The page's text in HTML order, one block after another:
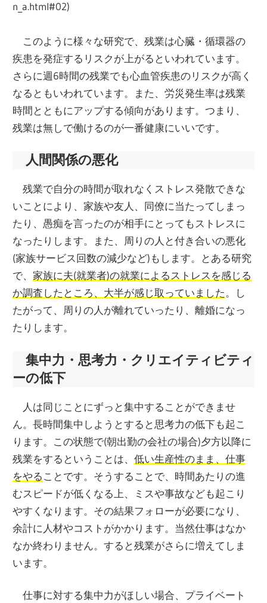
n_a.html#02)
このように様々な研究で、残業は心臓・循環器の
疾患を発症するリスクが上がるといわれています。
さらに週6時間の残業でも心血管疾患のリスクが高く
なるともいわれています。また、労災発生率は残業
時間とともにアップする傾向があります。つまり、
残業は無しで働けるのが一番健康にいいです。
人間関係の悪化
残業で自分の時間が取れなくストレス発散できな
いことにより、家族や友人、同僚に当たってしまっ
たり、愚痴を言ったのが相手にとってもストレスに
なったりします。また、周りの人と付き合いの悪化
(家族サービス回数の減少など)もします。とある研究
で、 家族に夫(就業者)の就業によるストレスを感じる
か調査したところ、大半が感じ取っていました。し
たがって、周りの人が離れていったり、離婚になっ
たりします。
集中力・思考力・クリエイティビティ
ーの低下
人は同じことにずっと集中することができませ
ん。長時間集中しようとすると思考力の低下も起こ
ります。この状態で(朝出勤の会社の場合)夕方以降に
残業をするということは、低い生産性のまま、仕事
をやることです。そうすることで、時間あたりの進
むスピードが低くなる上、ミスや事故なども起こり
やすくなります。その結果フォローが必要になり、
余計に人材やコストがかかります。当然仕事はなか
なか終わりません。すると残業がさらに増えてしま
います。
仕事に対する集中力がほしい場合、プライベート